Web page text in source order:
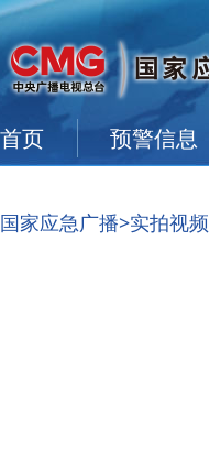
首页 预警信息
国家应急广播>实拍视频